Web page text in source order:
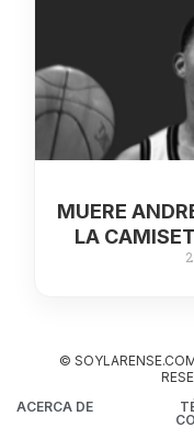
MUERE
LA
©
ACERCA DE